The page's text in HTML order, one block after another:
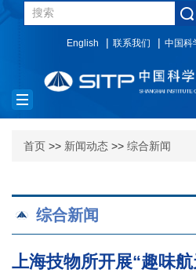
English 联系我们 中国科
Toggle
navigation
首页 >> 新闻动态 >> 综合新闻
综合新闻
上海技物所开展“趣味